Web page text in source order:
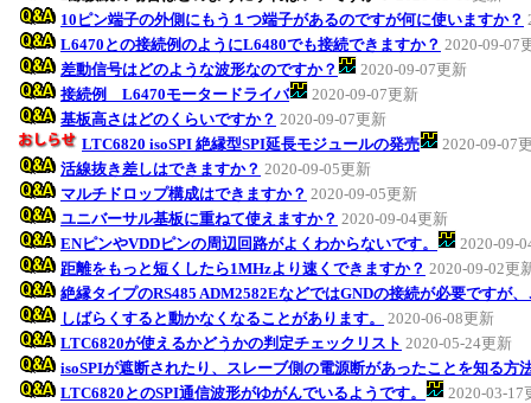
10ピン端子の外側にもう１つ端子があるのですが何に使いますか？
L6470との接続例のようにL6480でも接続できますか？ 2020-09-07
差動信号はどのような波形なのですか？
2020-09-07更新
接続例 L6470モータードライバ
2020-09-07更新
基板高さはどのくらいですか？ 2020-09-07更新
LTC6820 isoSPI 絶縁型SPI延長モジュールの発売
2020-09-07
活線抜き差しはできますか？ 2020-09-05更新
マルチドロップ構成はできますか？ 2020-09-05更新
ユニバーサル基板に重ねて使えますか？ 2020-09-04更新
ENピンやVDDピンの周辺回路がよくわからないです。
2020-09-
距離をもっと短くしたら1MHzより速くできますか？ 2020-09-02更
絶縁タイプのRS485 ADM2582EなどではGNDの接続が必要ですが
しばらくすると動かなくなることがあります。
2020-06-08更新
LTC6820が使えるかどうかの判定チェックリスト 2020-05-24更新
isoSPIが遮断されたり、スレーブ側の電源断があったことを知る方
LTC6820とのSPI通信波形がゆがんでいるようです。
2020-03-17